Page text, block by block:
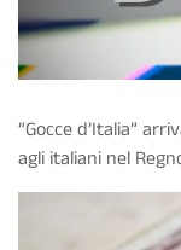
“Gocce d’Italia”
agli italiani nel